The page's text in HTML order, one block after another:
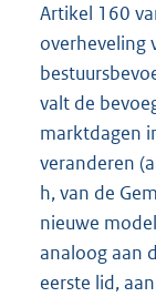
Artikel 160
overheveling
valt de
marktdagen
veranderen
h, van de
nieuwe
analoog aan
eerste lid,